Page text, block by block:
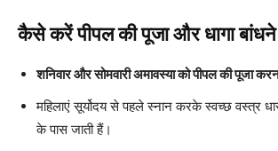
कैसे करें पीपल की पूजा और धागा बांधने
शनिवार और सोमवारी अमावस्या को पीपल की पूजा
महिलाएं सूर्योदय से पहले स्नान करके स्वच्छ वस्त्र
के पास जाती हैं।